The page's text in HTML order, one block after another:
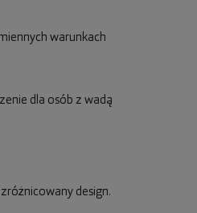
warunkach
dla osób z wadą
design.